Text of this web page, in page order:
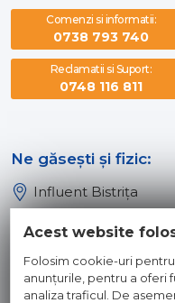
Comenzi si informatii:
0738 793 740
Reclamatii si Suport:
0748 116 811
Ne găsești și fizic:
Influent Bistrița
Influent Dej
Acest website
Folosim cookie-uri
anunțurile, pentru a oferi
analiza traficul. De